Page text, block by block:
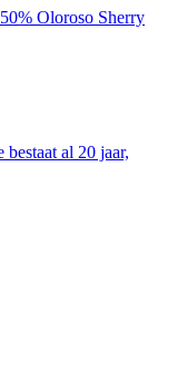
Oloroso Sherry
al 20 jaar,